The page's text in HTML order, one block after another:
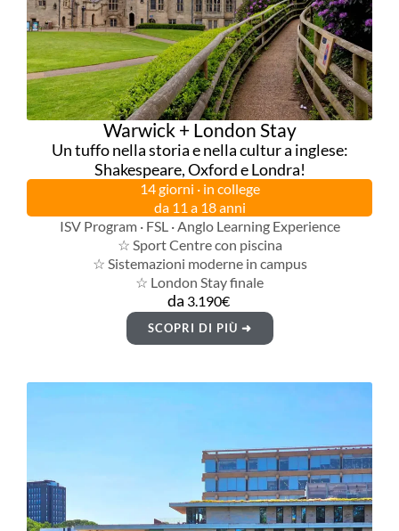
Warwick + London Stay
Un tuffo nella storia e nella cultur a inglese:
Shakespeare, Oxford e Londra!
14 giorni · in college
da 11 a 18 anni
ISV Program · FSL · Anglo Learning Experience
☆ Sport Centre con piscina
☆ Sistemazioni moderne in campus
☆ London Stay finale
da 3.190€
SCOPRI DI PIÙ ➜